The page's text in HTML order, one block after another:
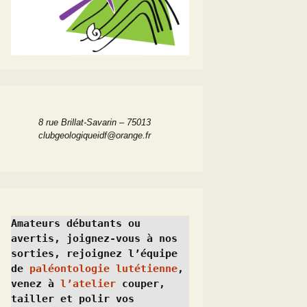
8 rue Brillat-Savarin – 75013
clubgeologiqueidf@orange.fr
Amateurs débutants ou
avertis, joignez-vous à nos
sorties, rejoignez l’équipe
de paléontologie lutétienne,
venez à l’atelier couper,
tailler et polir vos